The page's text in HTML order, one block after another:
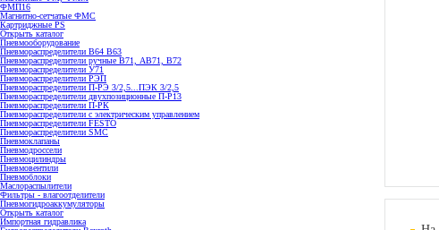
ФМП16
Магнитно-сетчатые ФМС
Картриджные PS
Открыть каталог
Пневмооборудование
Пневмораспределители В64 В63
Пневмораспределители ручные В71, АВ71, В72
Пневмораспределители У71
Пневмораспределители РЭП
Пневмораспределители П-РЭ 3/2,5...ПЭК 3/2,5
Пневмораспределители двухпозиционные П-Р13
Пневмораспределители П-РК
Пневмораспределители с электрическим управлением
Пневмораспределители FESTO
Пневмораспределители SMC
Пневмоклапаны
Пневмодроссели
Пневмоцилиндры
Пневмовентили
Пневмоблоки
Маслораспылители
Фильтры - влагоотделители
Пневмогидроаккумуляторы
Открыть каталог
Импортная гидравлика